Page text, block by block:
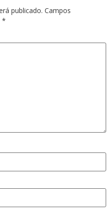
publicado. Campos
*